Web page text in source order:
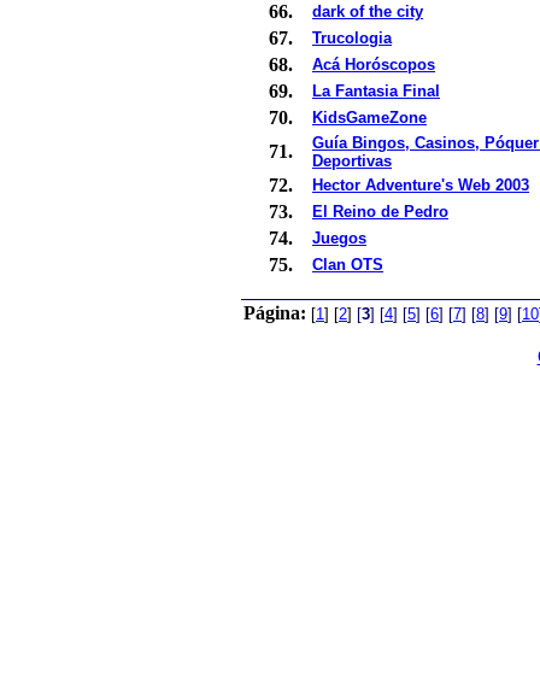
66. dark of the city
67. Trucologia
68. Acá Horóscopos
69. La Fantasia Final
70. KidsGameZone
71.
Guía Bingos, Casinos,
Deportivas
72. Hector Adventure's Web 2003
73. El Reino de Pedro
74. Juegos
75. Clan OTS
Página: [1] [2] [3] [4] [5] [6] [7] [8] [9] [10